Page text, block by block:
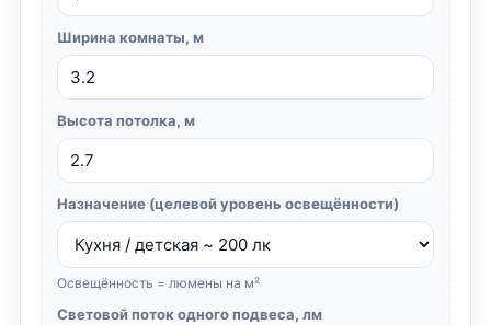
Ширина комнаты, м
Высота потолка, м
Назначение (целевой уровень освещённости)
Освещённость = люмены на м²
Световой поток одного подвеса, лм